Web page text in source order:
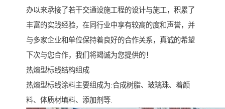
办以来承接了若干交通设施工程的设计与施工，积累了
丰富的实践经验，在同行业中享有较高的度和声誉，并
与多家企业和单位保持着良好的合作关系，真诚的希望
下次与您合作，我们将竭诚为您提供的！
热熔型标线结构组成
热熔型标线涂料主要组成为:合成树脂、玻璃珠、着颜
料、体质材填料、添加剂等.